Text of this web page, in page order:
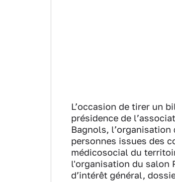
L’occasion de tirer un
présidence de
Bagnols,
personnes issues des
médicosocial du
l'organisation du salon
d’intérêt général,